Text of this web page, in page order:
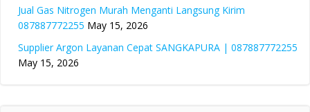
Jual Gas Nitrogen Murah Menganti Langsung Kirim
087887772255 May 15, 2026
Supplier Argon Layanan Cepat SANGKAPURA | 087887772255
May 15, 2026